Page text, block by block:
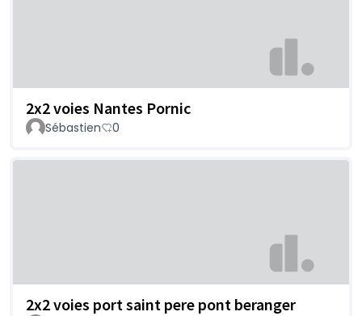
2x2 voies Nantes Pornic
Sébastien 0
2x2 voies port saint pere pont beranger